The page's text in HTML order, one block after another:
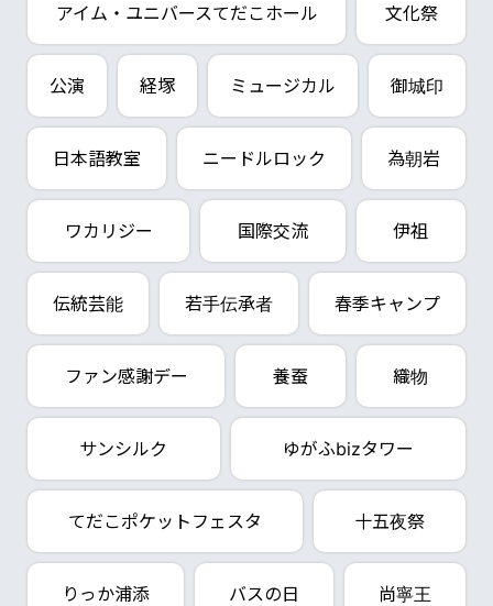
アイム・ユニバースてだこホール 文化祭
公演 経塚 ミュージカル 御城印
日本語教室 ニードルロック 為朝岩
ワカリジー 国際交流 伊祖
伝統芸能 若手伝承者 春季キャンプ
ファン感謝デー 養蚕 織物
サンシルク ゆがふbizタワー
てだこポケットフェスタ 十五夜祭
りっか浦添 バスの日 尚寧王